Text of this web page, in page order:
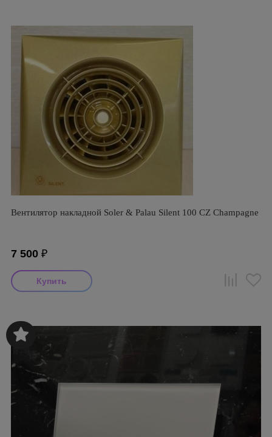
Вентилятор накладной Soler & Palau Silent 100 CZ Champagne
7 500 ₽